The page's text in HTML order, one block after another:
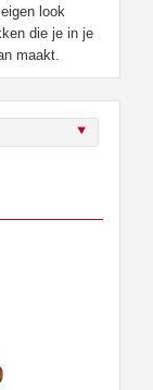
eigen look
die je in je
maakt.